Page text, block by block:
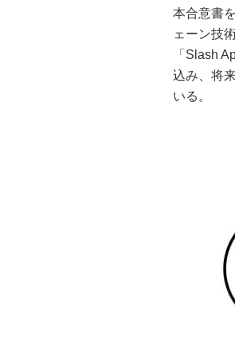
本合意書
ェーン技
「Slash
込み、将
いる。